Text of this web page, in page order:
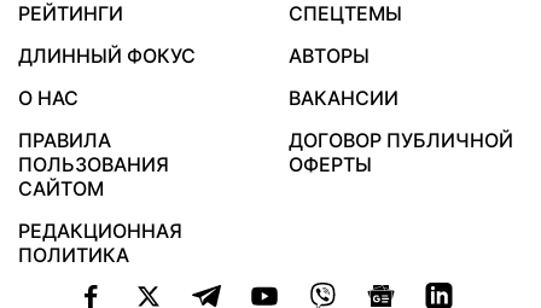
РЕЙТИНГИ
СПЕЦТЕМЫ
ДЛИННЫЙ ФОКУС
АВТОРЫ
О НАС
ВАКАНСИИ
ПРАВИЛА
ПОЛЬЗОВАНИЯ
САЙТОМ
ДОГОВОР ПУБЛИЧНОЙ
ОФЕРТЫ
РЕДАКЦИОННАЯ
ПОЛИТИКА